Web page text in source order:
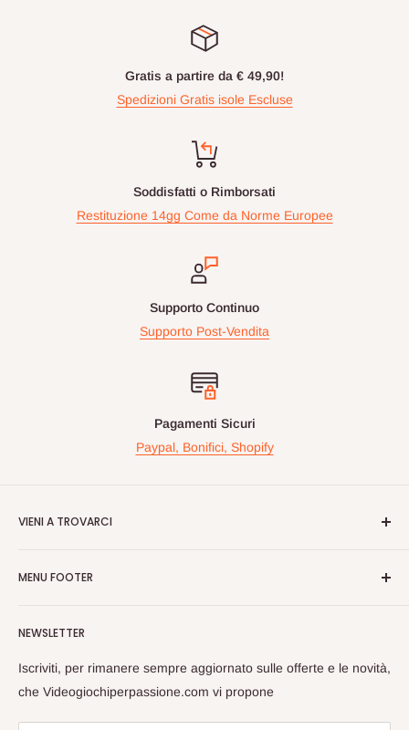
Gratis a partire da € 49,90!
Spedizioni Gratis isole Escluse
Soddisfatti o Rimborsati
Restituzione 14gg Come da Norme Europee
Supporto Continuo
Supporto Post-Vendita
Pagamenti Sicuri
Paypal, Bonifici, Shopify
VIENI A TROVARCI
Nelle maggiori fiere Geek/Fumetti/Videogiochi, Italiane ed
vantaggiosi sulle nuove uiscite.
Passate a trovarci, cosi da poterci conoscere dal vivo e
scambiarci opinioni sul Mondo Nerd!
MENU FOOTER
Spedizioni
Privacy
Rimborsi
NEWSLETTER
Iscriviti, per rimanere sempre aggiornato sulle offerte e le novità,
che Videogiochiperpassione.com vi propone